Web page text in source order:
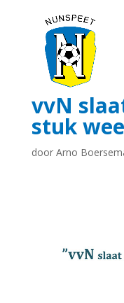
vvN
stuk
door Arno